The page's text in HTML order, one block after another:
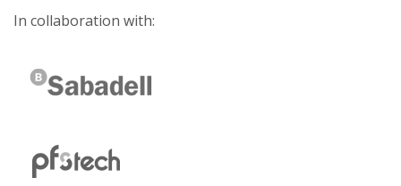
In collaboration with: